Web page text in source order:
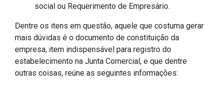
social ou Requerimento de Empresário.
Dentre os itens em questão, aquele que costuma gerar
mais dúvidas é o documento de constituição da
empresa, item indispensável para registro do
estabelecimento na Junta Comercial, e que dentre
outras coisas, reúne as seguintes informações: